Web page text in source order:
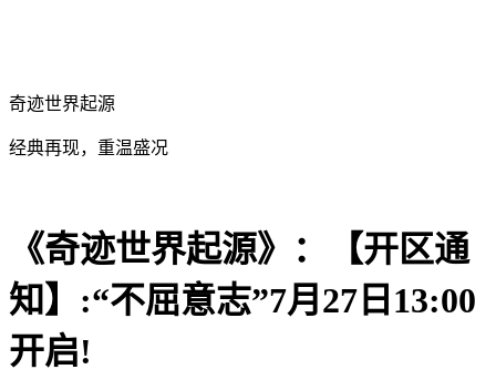
奇迹世界起源
经典再现，重温盛况
《奇迹世界起源》：【开区通
知】:“不屈意志”7月27日13:00
开启!